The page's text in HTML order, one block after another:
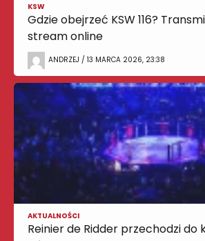
KSW
Gdzie obejrzeć KSW 116?
stream online
ANDRZEJ / 13 MARCA 2026, 23:38
AKTUALNOŚCI
Reinier de Ridder przechodzi do